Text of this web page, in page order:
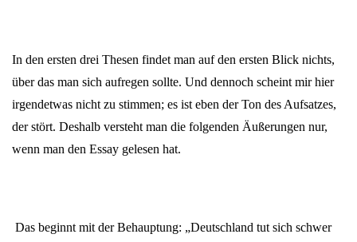
In den ersten drei Thesen findet man auf den ersten Blick nichts,
über das man sich aufregen sollte. Und dennoch scheint mir hier
irgendetwas nicht zu stimmen; es ist eben der Ton des Aufsatzes,
der stört. Deshalb versteht man die folgenden Äußerungen nur,
wenn man den Essay gelesen hat.
Das beginnt mit der Behauptung: „Deutschland tut sich schwer